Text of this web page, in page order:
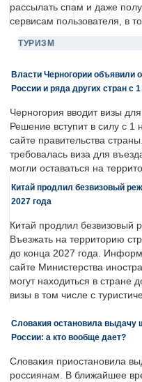
рассылать спам и даже
сервисам пользователя, в
ТУРИЗМ
Власти Черногории объявили
России и ряда других стран с
Черногория вводит визы
Решение вступит в силу с
сайте правительства
требовалась виза для
могли оставаться на
Китай продлил безвизовый
2027 года
Китай продлил безвизовый
Въезжать на территорию
до конца 2027 года.
сайте Министерства
могут находиться в
визы в том числе с
Словакия остановила выдачу
России: а кто вообще дает?
Словакия приостановила
россиянам. В ближайшее